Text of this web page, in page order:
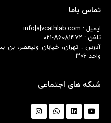
تماس باما
ایمیل : info[a]vcathlab.com
تلفن : ۸۶۰۸۱۴۷۲-۰۲۱
آدرس : تهران، خیابان ولیعصر،
واحد ۳۰۶
شبکه های اجتماعی